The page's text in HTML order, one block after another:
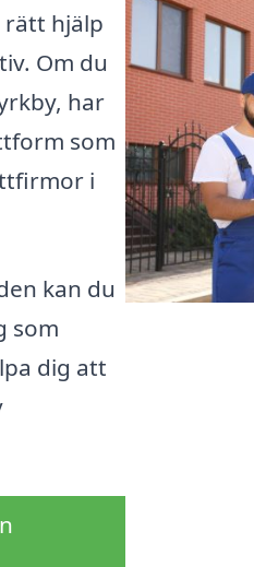
rätt hjälp
Om du
har
som
i
kan du
som
dig att